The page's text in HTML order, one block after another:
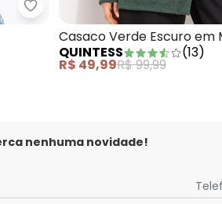
Viscose
Quintess - Cardigan Azul em
Casaco Verde Escuro em
QUINTESS
(13)
R$ 49,99R$ 99,99
nenhuma novidade!